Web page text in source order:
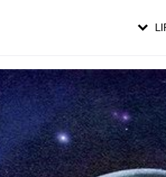
pe măsură ce înaintezi în